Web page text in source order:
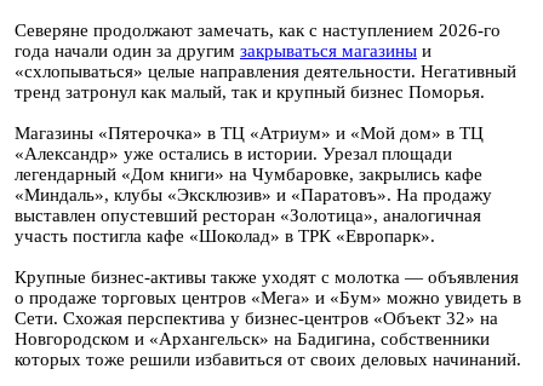
Северяне продолжают замечать, как с наступлением 2026-го
года начали один за другим закрываться магазины и
«схлопываться» целые направления деятельности. Негативный
тренд затронул как малый, так и крупный бизнес Поморья.
Магазины «Пятерочка» в ТЦ «Атриум» и «Мой дом» в ТЦ
«Александр» уже остались в истории. Урезал площади
легендарный «Дом книги» на Чумбаровке, закрылись кафе
«Миндаль», клубы «Эксклюзив» и «Паратовъ». На продажу
выставлен опустевший ресторан «Золотица», аналогичная
участь постигла кафе «Шоколад» в ТРК «Европарк».
Крупные бизнес-активы также уходят с молотка — объявления
о продаже торговых центров «Мега» и «Бум» можно увидеть в
Сети. Схожая перспектива у бизнес-центров «Объект 32» на
Новгородском и «Архангельск» на Бадигина, собственники
которых тоже решили избавиться от своих деловых начинаний.